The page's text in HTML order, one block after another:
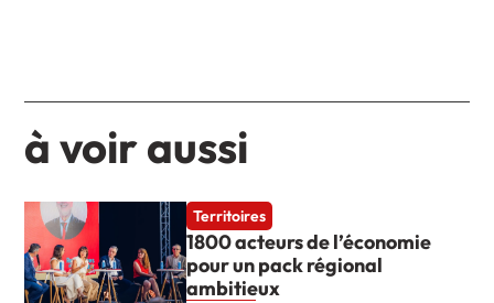
à voir aussi
Territoires
1800 acteurs de l’économie
pour un pack régional
ambitieux